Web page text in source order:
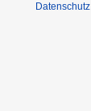
Datenschutz